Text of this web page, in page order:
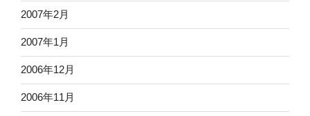
2007年2月
2007年1月
2006年12月
2006年11月